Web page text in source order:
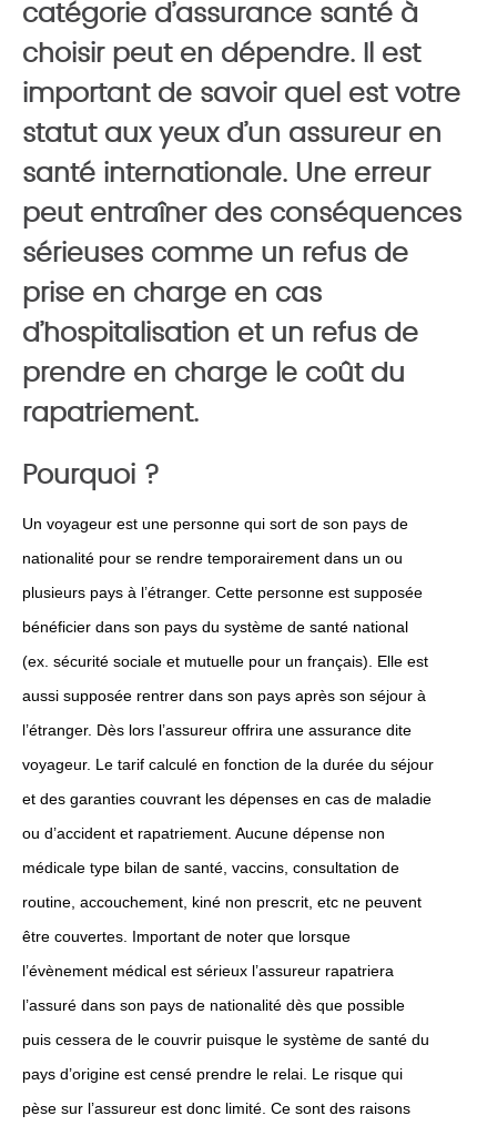
catégorie d’assurance santé à
choisir peut en dépendre. Il est
important de savoir quel est votre
statut aux yeux d’un assureur en
santé internationale. Une erreur
peut entraîner des conséquences
sérieuses comme un refus de
prise en charge en cas
d’hospitalisation et un refus de
prendre en charge le coût du
rapatriement.
Pourquoi ?
Un voyageur est une personne qui sort de son pays de
nationalité pour se rendre temporairement dans un ou
plusieurs pays à l’étranger. Cette personne est supposée
bénéficier dans son pays du système de santé national
(ex. sécurité sociale et mutuelle pour un français). Elle est
aussi supposée rentrer dans son pays après son séjour à
l’étranger. Dès lors l’assureur offrira une assurance dite
voyageur. Le tarif calculé en fonction de la durée du séjour
et des garanties couvrant les dépenses en cas de maladie
ou d’accident et rapatriement. Aucune dépense non
médicale type bilan de santé, vaccins, consultation de
routine, accouchement, kiné non prescrit, etc ne peuvent
être couvertes. Important de noter que lorsque
l’évènement médical est sérieux l’assureur rapatriera
l’assuré dans son pays de nationalité dès que possible
puis cessera de le couvrir puisque le système de santé du
pays d’origine est censé prendre le relai. Le risque qui
pèse sur l’assureur est donc limité. Ce sont des raisons